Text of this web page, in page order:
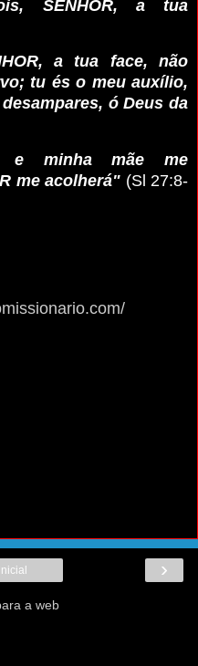
SENHOR, a tua
a tua face, não
tu és o meu auxílio,
ó Deus da
e minha mãe me
me acolherá" (Sl 27:8-
›
a web